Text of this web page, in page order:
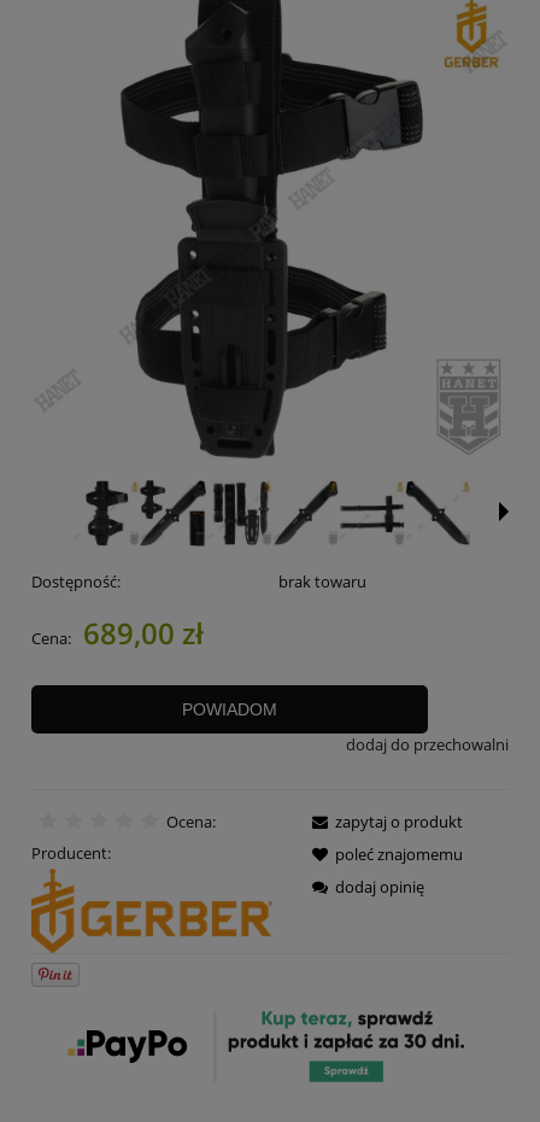
Dostępność: brak towaru
Cena: 689,00 zł
POWIADOM
dodaj do przechowalni
Ocena:
Producent:
zapytaj o produkt
poleć znajomemu
dodaj opinię